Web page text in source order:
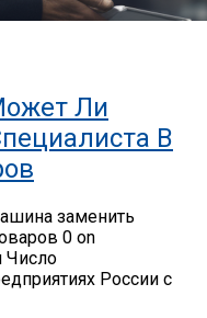
Ли
В
заменить
0 on
Число
России с